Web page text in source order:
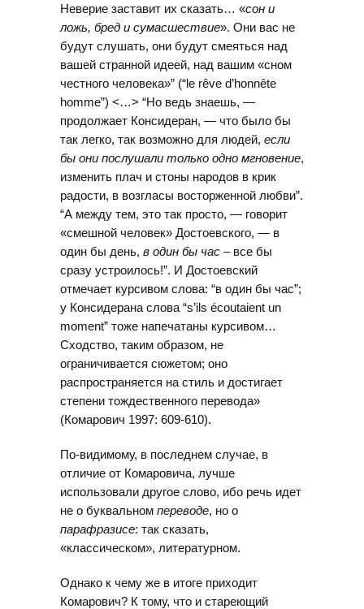
Неверие заставит их сказать… «сон и
ложь, бред и сумасшествие». Они вас не
будут слушать, они будут смеяться над
вашей странной идеей, над вашим «сном
честного человека»” (“le rêve d’honnête
homme”) <…> “Но ведь знаешь, —
продолжает Консидеран, — что было бы
так легко, так возможно для людей, если
бы они послушали только одно мгновение,
изменить плач и стоны народов в крик
радости, в возгласы восторженной любви”.
“А между тем, это так просто, — говорит
«смешной человек» Достоевского, — в
один бы день, в один бы час – все бы
сразу устроилось!”. И Достоевский
отмечает курсивом слова: “в один бы час”;
у Консидерана слова “s’ils écoutaient un
moment” тоже напечатаны курсивом…
Сходство, таким образом, не
ограничивается сюжетом; оно
распространяется на стиль и достигает
степени тождественного перевода»
(Комарович 1997: 609-610).
По-видимому, в последнем случае, в
отличие от Комаровича, лучше
использовали другое слово, ибо речь идет
не о буквальном переводе, но о
парафразисе: так сказать,
«классическом», литературном.
Однако к чему же в итоге приходит
Комарович? К тому, что и стареющий